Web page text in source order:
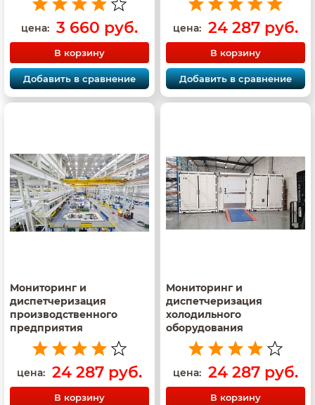
цена: 3 660 руб.
В корзину
Добавить в сравнение
цена: 24 287 руб.
В корзину
Добавить в сравнение
Мониторинг и
диспетчеризация
производственного
предприятия
цена: 24 287 руб.
В корзину
Мониторинг и
диспетчеризация
холодильного
оборудования
цена: 24 287 руб.
В корзину